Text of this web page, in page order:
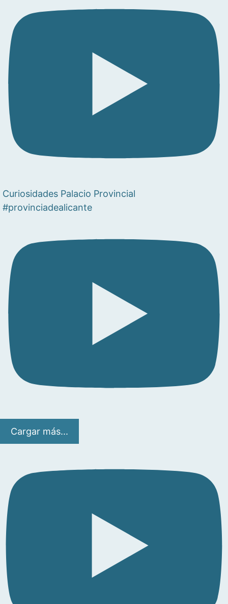
Curiosidades Palacio Provincial
#provinciadealicante
Cargar más...